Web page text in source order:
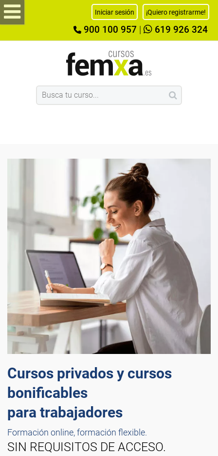
Iniciar sesión ¡Quiero registrarme!
900 100 957 619 926 324
Cursos privados y cursos
bonificables
para trabajadores
Formación online, formación flexible.
SIN REQUISITOS DE ACCESO.